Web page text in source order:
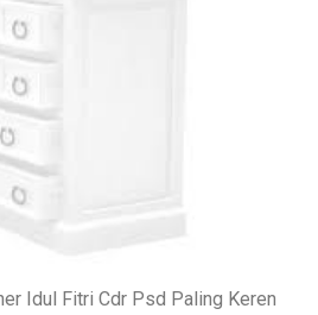
Idul Fitri Cdr Psd Paling Keren